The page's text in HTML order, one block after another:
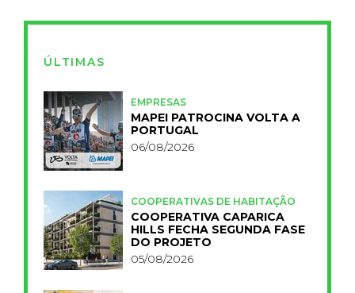
ÚLTIMAS
EMPRESAS
MAPEI PATROCINA VOLTA A
PORTUGAL
06/08/2026
COOPERATIVAS DE HABITAÇÃO
COOPERATIVA CAPARICA
HILLS FECHA SEGUNDA FASE
DO PROJETO
05/08/2026